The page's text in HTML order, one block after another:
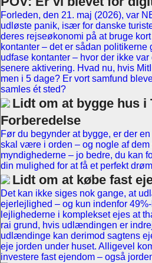
Forleden, den 21. maj (2026), var
udløste panik, især for danske
deres rejseøkonomi på at bruge
kontanter – det er sådan politikerne
udfase kontanter – hvor der ikke
senere aktivering. Hvad nu, hvis
men i 5 dage? Er vort samfund
samles ét sted?
Lidt om at bygge hus i
Forberedelse
Før du begynder at bygge, er der
skal være i orden – og nogle af
myndighederne – jo bedre, du kan
din mulighed for at få et perfekt
Lidt om at købe fast
Det kan ikke siges nok gange, at
ejerlejlighed – og kun indenfor
lejlighederne i komplekset ejes at
rai grund, hvis udlændingen er
udlændinge kan derimod sagtens
eje jorden under huset. Alligevel
investere fast ejendom – også